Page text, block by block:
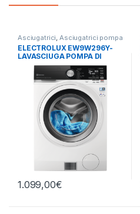
Asciugatrici Asciugatrici pompa
di calore ,Carico Frontale,
Electrolux,Lavasciuga,Lavatrici
Libera Installazione
ELECTROLUX EW9W296Y-
LAVASCIUGA POMPA DI
CALORE 9+6 KG
1.099,00€